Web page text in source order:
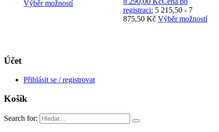
Výběr možností
registraci: 5 215,50 - 7
875,50 Kč Výběr možností
Účet
Přihlásit se / registrovat
Košík
Search for: